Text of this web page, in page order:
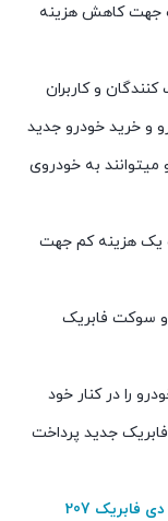
جهت کاهش هزینه
و کاربران
و خرید خودرو جدید
به خودروی
یک هزینه کم جهت
و سوکت فابریک
را در کنار خود
جدید پرداخت
فابریک 207